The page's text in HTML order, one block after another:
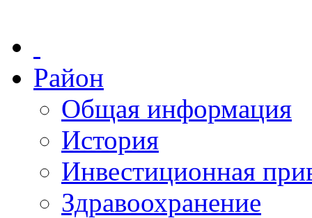
Район
Общая информация
История
Инвестиционная
Здравоохранение